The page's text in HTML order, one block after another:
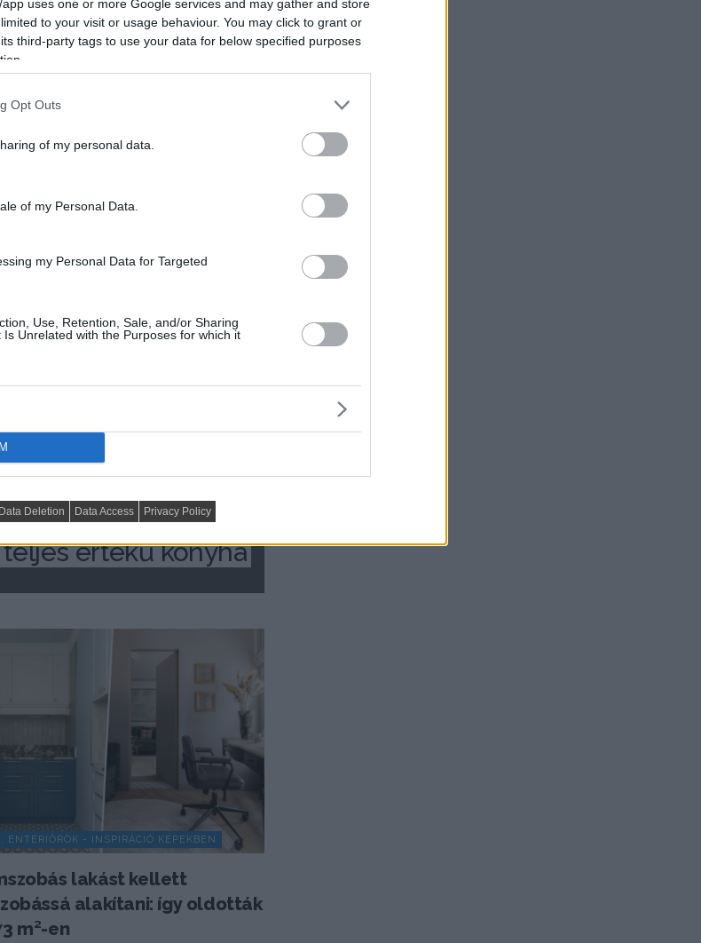
uses one or more Google services and may gather and store
to your visit or usage behaviour. You may click to grant or
third-party tags to use your data for below specified purposes
Opt Outs
of my personal data.
of my Personal Data.
my Personal Data for Targeted
Use, Retention, Sale, and/or Sharing
Unrelated with the Purposes for which it
Data Deletion Data Access Privacy Policy
26 m²-en? Így
értékű konyha
ENTERIŐRÖK - INSPIRÁCIÓ KÉPEKBEN
lakást kellett
alakítani: így oldották
m²-en